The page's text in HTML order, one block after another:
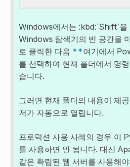
Windows에서는 :kbd:`Shift`을
Windows 탐색기의 빈 공간을
로 클릭한 다음 **여기에서
를 선택하여 현재 폴더에서 명
습니다.
그러면 현재 폴더의 내용이 제
저가 자동으로 열립니다.
프로덕션 사용 사례의 경우 이
를 사용하면 안 됩니다. 대신
같은 확립된 웹 서버를 사용해